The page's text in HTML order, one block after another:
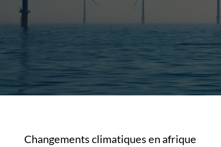
Changements climatiques en afrique